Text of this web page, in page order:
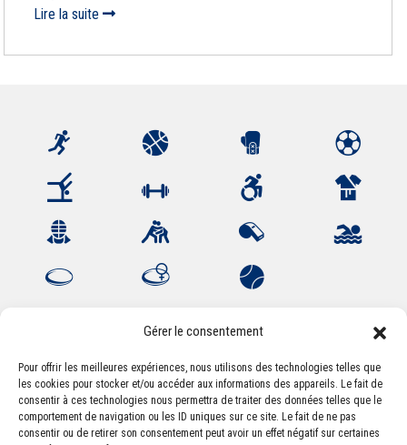
Gérer le consentement
Pour offrir les meilleures expériences, nous utilisons des technologies telles que
les cookies pour stocker et/ou accéder aux informations des appareils. Le fait de
consentir à ces technologies nous permettra de traiter des données telles que le
comportement de navigation ou les ID uniques sur ce site. Le fait de ne pas
consentir ou de retirer son consentement peut avoir un effet négatif sur certaines
Lire la suite
Association Sportive Montferrandaise
84, boulevard Léon Jouhaux
CS 80221 - 63021 Clermont-Ferrand Cedex 2